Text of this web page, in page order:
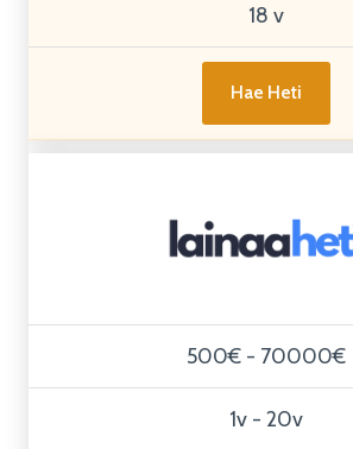
18 v
Hae Heti
500€ - 70000€
1v - 20v